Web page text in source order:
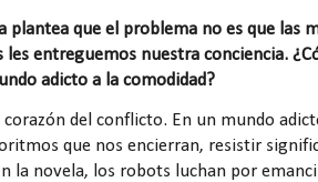
plantea que el problema no es que las
les entreguemos nuestra conciencia.
adicto a la comodidad?
corazón del conflicto. En un mundo
que nos encierran, resistir
la novela, los robots luchan por